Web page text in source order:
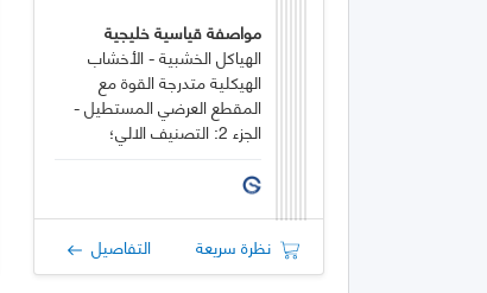
مواصفة قياسية خليجية
الهياكل الخشبية - الأخشاب
الهيكلية متدرجة القوة مع
المقطع العرضي المستطيل -
الجزء 2: التصنيف الالي؛
متطلبات إضافية لاختبار النوع
نظرة سريعة التفاصيل